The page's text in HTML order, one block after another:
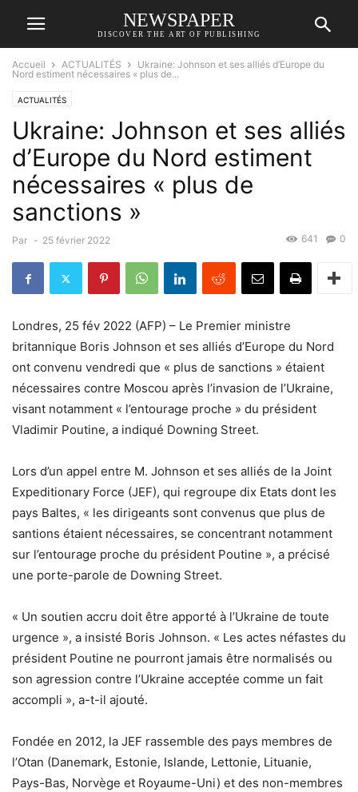
NEWSPAPER
DISCOVER THE ART OF PUBLISHING
Accueil ACTUALITÉS
Ukraine: Johnson et ses alliés d’Europe du
Nord estiment nécessaires « plus de...
ACTUALITÉS
Ukraine: Johnson et ses alliés
d’Europe du Nord estiment
nécessaires « plus de
sanctions »
Par - 25 février 2022 0
641
Londres, 25 fév 2022 (AFP) – Le Premier ministre
britannique Boris Johnson et ses alliés d’Europe du Nord
ont convenu vendredi que « plus de sanctions » étaient
nécessaires contre Moscou après l’invasion de l’Ukraine,
visant notamment « l’entourage proche » du président
Vladimir Poutine, a indiqué Downing Street.
Lors d’un appel entre M. Johnson et ses alliés de la Joint
Expeditionary Force (JEF), qui regroupe dix Etats dont les
pays Baltes, « les dirigeants sont convenus que plus de
santions étaient nécessaires, se concentrant notamment
sur l’entourage proche du président Poutine », a précisé
une porte-parole de Downing Street.
« Un soutien accru doit être apporté à l’Ukraine de toute
urgence », a insisté Boris Johnson. « Les actes néfastes du
président Poutine ne pourront jamais être normalisés ou
son agression contre l’Ukraine acceptée comme un fait
accompli », a-t-il ajouté.
Fondée en 2012, la JEF rassemble des pays membres de
l’Otan (Danemark, Estonie, Islande, Lettonie, Lituanie,
Pays-Bas, Norvège et Royaume-Uni) et des non-membres